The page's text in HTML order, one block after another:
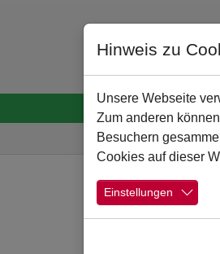
Zum Hauptinhalt springen
Sie sind hier:
(Fremd-
Hinweis zu
Unsere Webseite
Zum anderen
Besuchern
Cookies auf dieser
Einstellungen